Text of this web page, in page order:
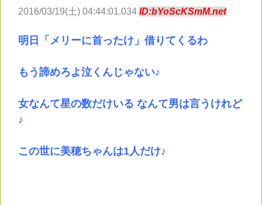
2016/03/19(土) 04:44:01.034 ID:bYoScKSmM.net
明日「メリーに首ったけ」借りてくるわ
もう諦めろよ泣くんじゃない♪
女なんて星の数だけいる なんて男は言うけれど
♪
この世に美穂ちゃんは1人だけ♪